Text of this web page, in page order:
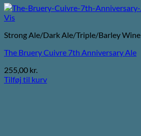
Vis
Strong Ale/Dark Ale/Triple/Barley Wine
The Bruery Cuivre 7th Anniversary Ale
255,00 kr.
Tilføj til kurv